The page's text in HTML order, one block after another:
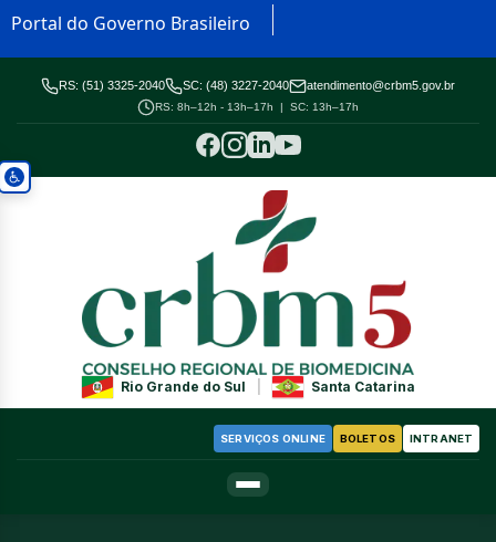
Portal do Governo Brasileiro
RS: (51) 3325-2040 SC: (48) 3227-2040 atendimento@crbm5.gov.br
RS: 8h–12h - 13h–17h | SC: 13h–17h
Rio Grande do Sul Santa Catarina
SERVIÇOS ONLINE BOLETOS INTRANET